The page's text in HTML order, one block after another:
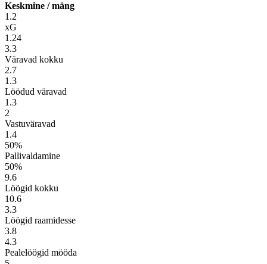
Keskmine / mäng
1.2
xG
1.24
3.3
Väravad kokku
2.7
1.3
Löödud väravad
1.3
2
Vastuväravad
1.4
50%
Pallivaldamine
50%
9.6
Löögid kokku
10.6
3.3
Löögid raamidesse
3.8
4.3
Pealelöögid mööda